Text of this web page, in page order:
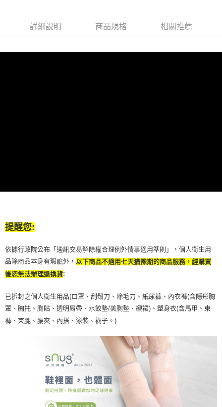
詳細說明 商品規格 相關推薦
提醒您:
依據行政院公布「通訊交易解除權合理例外情事適用準則」，個人衛生用
品除商品本身有瑕疵外， 以下商品不適用七天猶豫期的商品服務，經購買
後恕無法辦理退換貨:
已拆封之個人衛生用品(口罩、刮鬍刀、除毛刀、紙尿褲、內衣褲(含隱形胸
罩、胸扥、胸貼、透明肩帶、水餃墊/美胸墊、襯裙)、塑身衣(含馬甲、束
褲、束腿、腰夾、內搭、泳裝、襪子。)